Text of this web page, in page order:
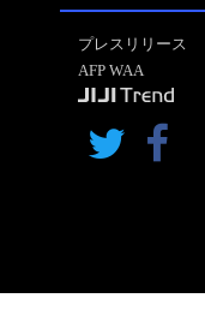
プレスリリース
AFP WAA